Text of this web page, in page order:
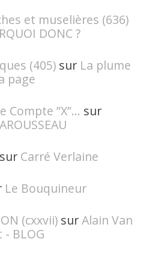
et muselières (636)
DONC ?
(405) sur La plume
page
”X”... sur
sur Carré Verlaine
Le Bouquineur
(cxxvii) surAlain Van
- BLOG